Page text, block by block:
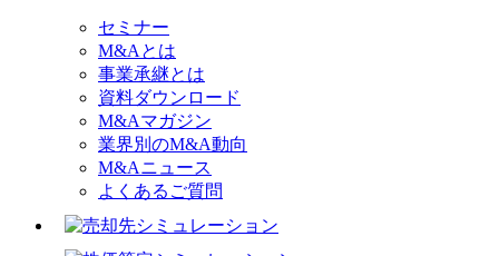
セミナー
M&Aとは
事業承継とは
資料ダウンロード
M&Aマガジン
業界別のM&A動向
M&Aニュース
よくあるご質問